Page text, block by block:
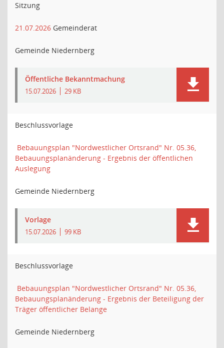
Sitzung
21.07.2026 Gemeinderat
Gemeinde Niedernberg
Öffentliche Bekanntmachung
15.07.2026 29 KB
Beschlussvorlage
Bebauungsplan "Nordwestlicher Ortsrand" Nr. 05.36,
Bebauungsplanänderung - Ergebnis der öffentlichen
Auslegung
Gemeinde Niedernberg
Vorlage
15.07.2026 99 KB
Beschlussvorlage
Bebauungsplan "Nordwestlicher Ortsrand" Nr. 05.36,
Bebauungsplanänderung - Ergebnis der Beteiligung der
Träger öffentlicher Belange
Gemeinde Niedernberg